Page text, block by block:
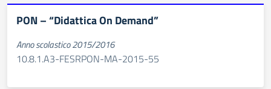
PON – “Didattica On Demand”
Anno scolastico 2015/2016
10.8.1.A3-FESRPON-MA-2015-55